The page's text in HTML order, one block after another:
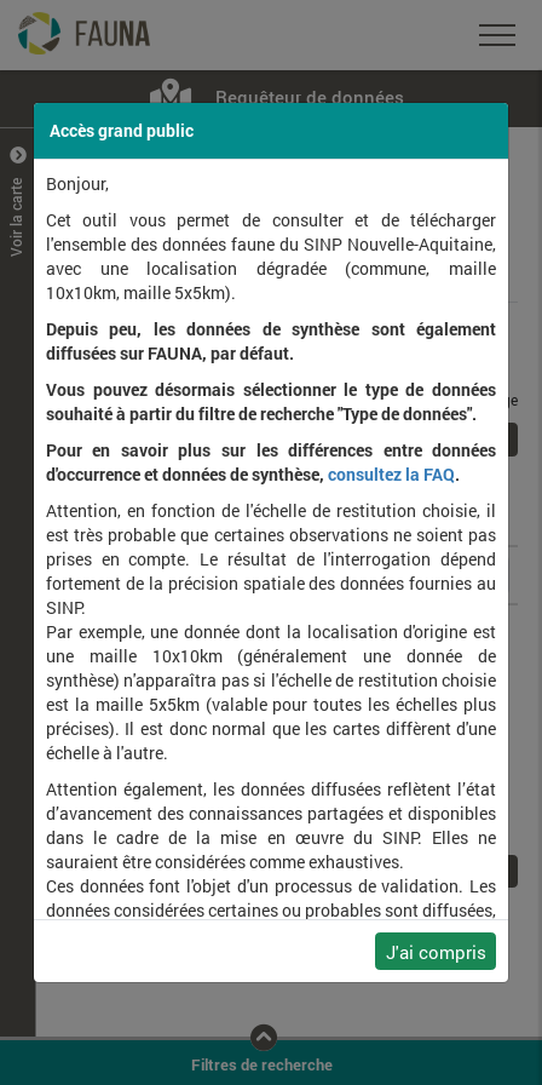
Requêteur de données
+
–
Voir la carte
Données
Rang taxonomique :
Affichage de1à 1sur1
taxons / page
Nom latin Nom vernaculaire
Phoenicopterus roseus Flamant rose
Filtres de recherche
Accès grand public
Bonjour,
Cet outil vous permet de consulter et de télécharger
l'ensemble des données faune du SINP Nouvelle-Aquitaine,
avec une localisation dégradée (commune, maille
10x10km, maille 5x5km).
Depuis peu, les données de synthèse sont également
diffusées sur FAUNA, par défaut.
Vous pouvez désormais sélectionner le type de données
souhaité à partir du filtre de recherche "Type de données".
Pour en savoir plus sur les différences entre données
d'occurrence et données de synthèse, consultez la FAQ.
Attention, en fonction de l'échelle de restitution choisie, il
est très probable que certaines observations ne soient pas
prises en compte. Le résultat de l'interrogation dépend
fortement de la précision spatiale des données fournies au
SINP.
Par exemple, une donnée dont la localisation d'origine est
une maille 10x10km (généralement une donnée de
synthèse) n'apparaîtra pas si l'échelle de restitution choisie
est la maille 5x5km (valable pour toutes les échelles plus
précises). Il est donc normal que les cartes diffèrent d'une
échelle à l'autre.
Attention également, les données diffusées reflètent l’état
d’avancement des connaissances partagées et disponibles
dans le cadre de la mise en œuvre du SINP. Elles ne
sauraient être considérées comme exhaustives.
Ces données font l'objet d'un processus de validation. Les
données considérées certaines ou probables sont diffusées,
ainsi que celles pour lesquelles la méthode n'est pas
J'ai compris